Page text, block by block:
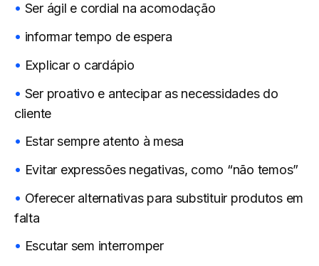
Ser ágil e cordial na acomodação
informar tempo de espera
Explicar o cardápio
Ser proativo e antecipar as necessidades do
cliente
Estar sempre atento à mesa
Evitar expressões negativas, como “não temos”
Oferecer alternativas para substituir produtos em
falta
Escutar sem interromper